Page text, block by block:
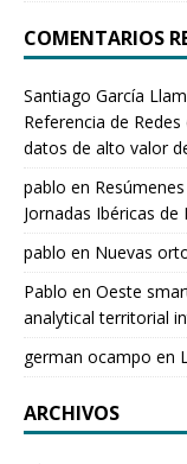
COMENTARIOS
Santiago García
Referencia de
datos de alto valor
pablo en
Jornadas Ibéricas
pablo en Nuevas
Pablo en Oeste
analytical territorial
german ocampo en
ARCHIVOS